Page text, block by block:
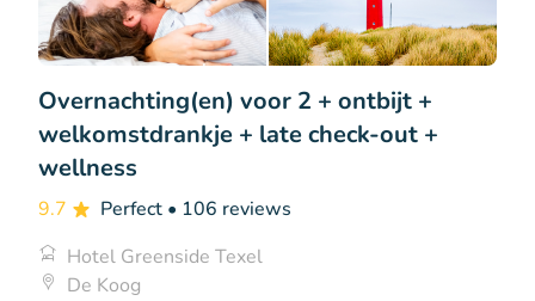
Overnachting(en) voor 2 + ontbijt +
welkomstdrankje + late check-out +
wellness
9.7 Perfect • 106 reviews
Hotel Greenside Texel
De Koog